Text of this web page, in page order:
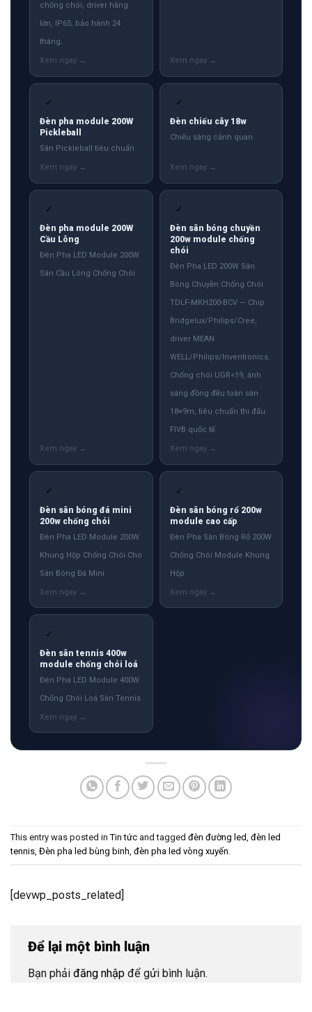
chống chói, driver hãng
lớn, IP65, bảo hành 24
tháng.
✓
Đèn pha module 200W
Pickleball
Sân Pickleball tiêu chuẩn
✓
Đèn chiếu cây 18w
Chiếu sáng cảnh quan
✓
Đèn pha module 200W
Cầu Lông
Đèn Pha LED Module 200W
Sân Cầu Lông Chống Chói
✓
Đèn sân bóng chuyền
200w module chống
chói
Đèn Pha LED 200W Sân
Bóng Chuyền Chống Chói
TDLF-MKH200-BCV — Chip
Bridgelux/Philips/Cree,
driver MEAN
WELL/Philips/Inventronics.
Chống chói UGR<19, ánh
sáng đồng đều toàn sân
18×9m, tiêu chuẩn thi đấu
FIVB quốc tế
✓
Đèn sân bóng đá mini
200w chống chói
Đèn Pha LED Module 200W
Khung Hộp Chống Chói Cho
Sân Bóng Đá Mini
✓
Đèn sân bóng rổ 200w
module cao cấp
Đèn Pha Sân Bóng Rổ 200W
Chống Chói Module Khung
Hộp
✓
Đèn sân tennis 400w
module chống chói loá
Đèn Pha LED Module 400W
Chống Chói Loá Sân Tennis
This entry was posted inTin tức and tagged đèn đường led, đèn led
tennis, Đèn pha led bùng binh, đèn pha led vòng xuyến.
[devwp_posts_related]
Để lại một bình luận
Bạn phải đăng nhập để gửi bình luận.